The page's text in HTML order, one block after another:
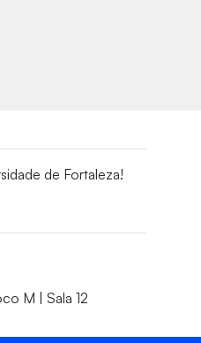
de Fortaleza!
M | Sala 12